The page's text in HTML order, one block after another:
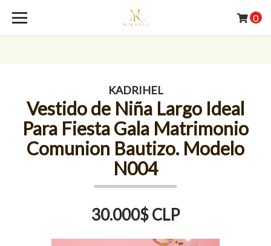
0
KADRIHEL
Vestido de Niña Largo Ideal
Para Fiesta Gala Matrimonio
Comunion Bautizo. Modelo
N004
30.000$ CLP